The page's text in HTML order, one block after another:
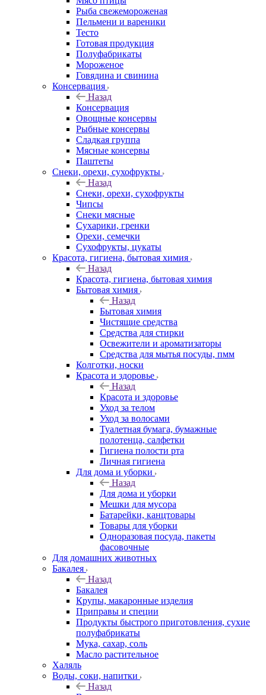
Рыба свежемороженая
Пельмени и вареники
Тесто
Готовая продукция
Полуфабрикаты
Мороженое
Говядина и свинина
Консервация
Назад
Консервация
Овощные консервы
Рыбные консервы
Сладкая группа
Мясные консервы
Паштеты
Снеки, орехи, сухофрукты
Назад
Снеки, орехи, сухофрукты
Чипсы
Снеки мясные
Сухарики, гренки
Орехи, семечки
Сухофрукты, цукаты
Красота, гигиена, бытовая химия
Назад
Красота, гигиена, бытовая химия
Бытовая химия
Назад
Бытовая химия
Чистящие средства
Средства для стирки
Освежители и ароматизаторы
Средства для мытья посуды, пмм
Колготки, носки
Красота и здоровье
Назад
Красота и здоровье
Уход за телом
Уход за волосами
Туалетная бумага, бумажные
полотенца, салфетки
Гигиена полости рта
Личная гигиена
Для дома и уборки
Назад
Для дома и уборки
Мешки для мусора
Батарейки, канцтовары
Товары для уборки
Одноразовая посуда, пакеты
фасовочные
Для домашних животных
Бакалея
Назад
Бакалея
Крупы, макаронные изделия
Приправы и специи
Продукты быстрого приготовления, сухие
полуфабрикаты
Мука, сахар, соль
Масло растительное
Халяль
Воды, соки, напитки
Назад